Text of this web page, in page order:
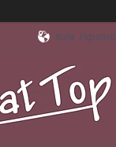
Київ, Україна